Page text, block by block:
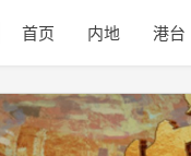
首页 内地 港台